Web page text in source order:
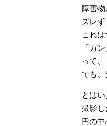
障害
ズレ
これは
「ガ
って、
でも、
とは
撮影し
円の